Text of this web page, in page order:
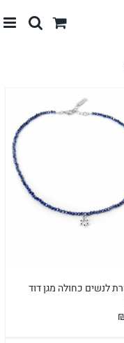
לנשים כחולה מגן דוד